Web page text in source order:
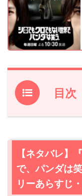
目次
1.【ネタバレ】『
1.2 皆、ミスパ
1.3小園（中田
1.4父とのこと
【ネタバレ】
で、パンダは
リーあらすじ